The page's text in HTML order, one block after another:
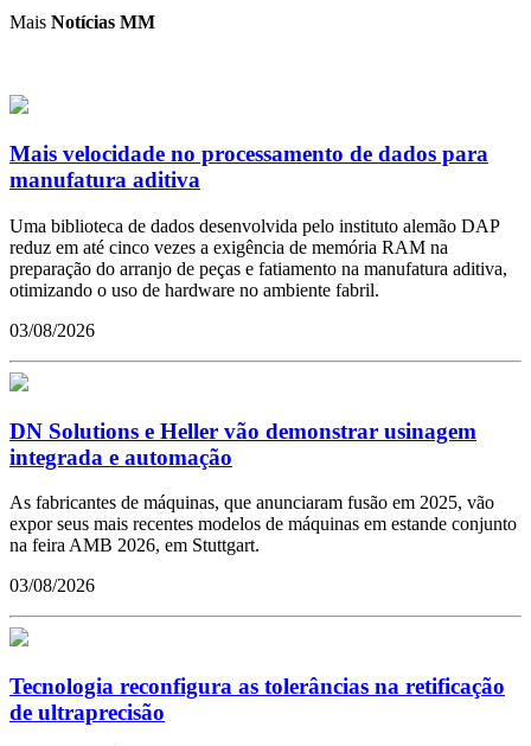
Mais Notícias MM
Mais velocidade no processamento de dados para
manufatura aditiva
Uma biblioteca de dados desenvolvida pelo instituto alemão DAP
reduz em até cinco vezes a exigência de memória RAM na
preparação do arranjo de peças e fatiamento na manufatura aditiva,
otimizando o uso de hardware no ambiente fabril.
03/08/2026
DN Solutions e Heller vão demonstrar usinagem
integrada e automação
As fabricantes de máquinas, que anunciaram fusão em 2025, vão
expor seus mais recentes modelos de máquinas em estande conjunto
na feira AMB 2026, em Stuttgart.
03/08/2026
Tecnologia reconfigura as tolerâncias na retificação
de ultraprecisão